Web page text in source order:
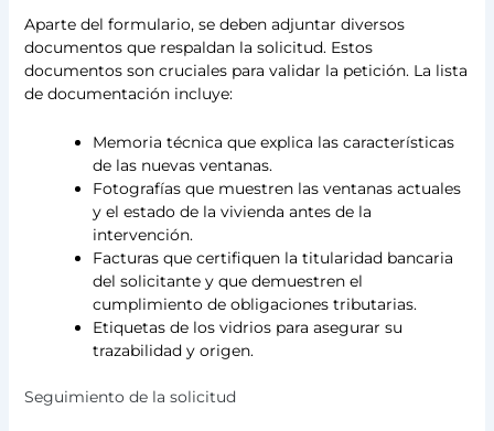
Aparte del formulario, se deben adjuntar diversos
documentos que respaldan la solicitud. Estos
documentos son cruciales para validar la petición. La lista
de documentación incluye:
Memoria técnica que explica las características
de las nuevas ventanas.
Fotografías que muestren las ventanas actuales
y el estado de la vivienda antes de la
intervención.
Facturas que certifiquen la titularidad bancaria
del solicitante y que demuestren el
cumplimiento de obligaciones tributarias.
Etiquetas de los vidrios para asegurar su
trazabilidad y origen.
Seguimiento de la solicitud